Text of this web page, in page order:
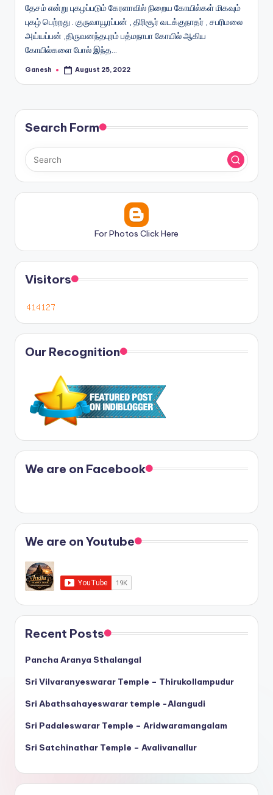
தேசம் என்று புகழப்படும் கேரளாவில் நிறைய கோயில்கள் மிகவும்
புகழ் பெற்றது . குருவாயூரப்பன் , திரிசூர் வடக்குநாதர் , சபரிமலை
அய்யப்பன் ,திருவனந்தபுரம் பத்மநாபா கோயில் ஆகிய
கோயில்களை போல் இந்த…
Posted
Ganesh August 25, 2022
Search Form
For Photos Click Here
Visitors
Our Recognition
We are on Facebook
We are on Youtube
Recent Posts
Pancha Aranya Sthalangal
Sri Vilvaranyeswarar Temple – Thirukollampudur
Sri Abathsahayeswarar temple -Alangudi
Sri Padaleswarar Temple – Aridwaramangalam
Sri Satchinathar Temple – Avalivanallur